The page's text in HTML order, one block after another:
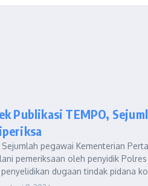
Publikasi TEMPO,
Sejumlah pegawai Kementerian
pemeriksaan oleh penyidik Polres
dugaan tindak pidana